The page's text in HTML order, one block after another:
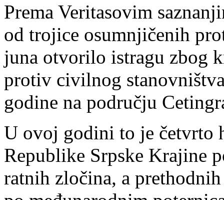
Prema Veritasovim
od trojice osumnjičenih
juna otvorilo istragu zbog
protiv civilnog
godine na području
U ovoj godini to je četvrto
Republike Srpske Krajine
ratnih zločina, a